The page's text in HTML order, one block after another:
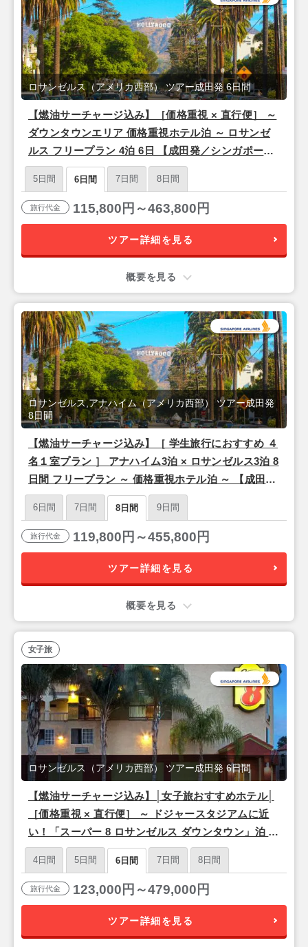
【燃油サーチャージ込み】［価格重視 × 直行便］ ～
ダウンタウンエリア 価格重視ホテル泊 ～ ロサンゼ
ルス フリープラン 4泊 6日 【成田発／シンガポール
航空利用】
ロサンゼルス（アメリカ西部） ツアー成田発 6日間
5日間 6日間 7日間 8日間
旅行代金 115,800円～463,800円
ツアー詳細を見る
概要を見る
【燃油サーチャージ込み】［ 学生旅行におすすめ ４
名１室プラン ］ アナハイム3泊 × ロサンゼルス3泊 8
日間 フリープラン ～ 価格重視ホテル泊 ～ 【成田発
／シンガポール航空利用】
ロサンゼルス,アナハイム（アメリカ西部） ツアー成田発
8日間
6日間 7日間 8日間 9日間
旅行代金 119,800円～455,800円
ツアー詳細を見る
概要を見る
【燃油サーチャージ込み】│女子旅おすすめホテル│
［価格重視 × 直行便］ ～ ドジャースタジアムに近
い！「スーパー 8 ロサンゼルス ダウンタウン」泊 ～
ロサンゼルス フリープラン 4泊 6日 【成田発／シン
ガポール航空利用】
ロサンゼルス（アメリカ西部） ツアー成田発 6日間
女子旅
4日間 5日間 6日間 7日間 8日間
旅行代金 123,000円～479,000円
ツアー詳細を見る